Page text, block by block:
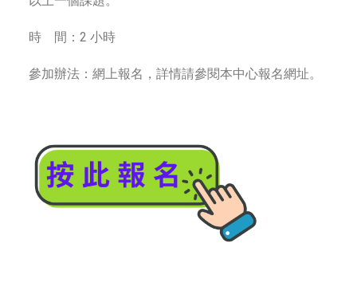
時 間：2 小時
參加辦法：網上報名，詳情請參閱本中心報名網址。